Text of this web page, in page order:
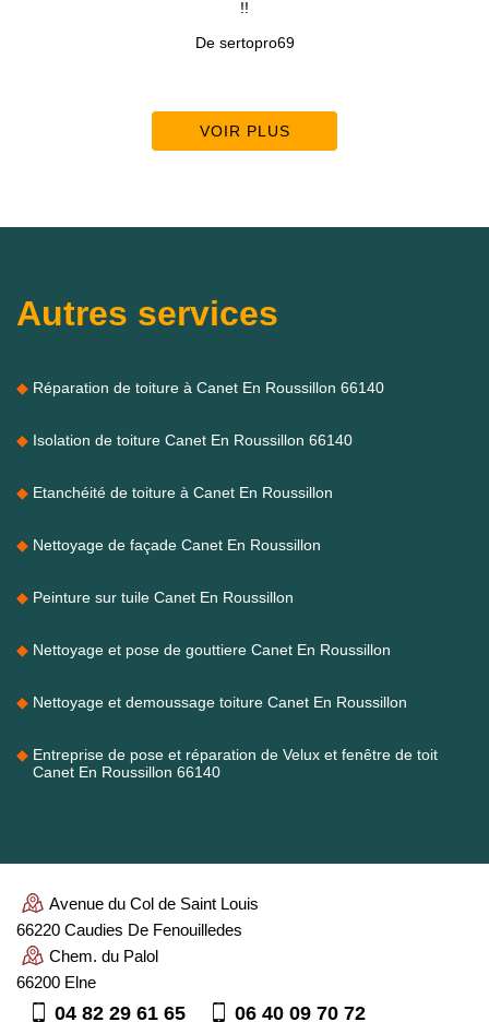
De sertopro69
VOIR PLUS
Autres services
Réparation de toiture à Canet En Roussillon 66140
Isolation de toiture Canet En Roussillon 66140
Etanchéité de toiture à Canet En Roussillon
Nettoyage de façade Canet En Roussillon
Peinture sur tuile Canet En Roussillon
Nettoyage et pose de gouttiere Canet En Roussillon
Nettoyage et demoussage toiture Canet En Roussillon
Entreprise de pose et réparation de Velux et fenêtre de toit
Canet En Roussillon 66140
Avenue du Col de Saint Louis
66220 Caudies De Fenouilledes
Chem. du Palol
66200 Elne
04 82 29 61 65 06 40 09 70 72